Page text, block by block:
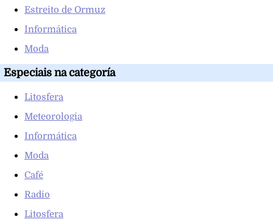
Estreito de Ormuz
Informática
Moda
Especiais na categoría
Litosfera
Meteorologia
Informática
Moda
Café
Radio
Litosfera